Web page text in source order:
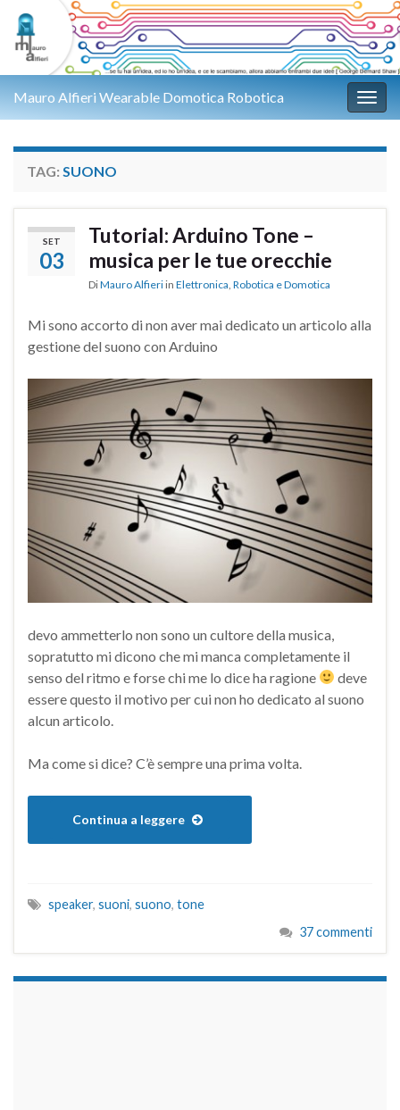
Mauro Alfieri Wearable Domotica Robotica
TAG: SUONO
SET
03
Tutorial: Arduino Tone –
musica per le tue orecchie
DiMauro Alfieri in Elettronica, Robotica e Domotica
Mi sono accorto di non aver mai dedicato un articolo alla
gestione del suono con Arduino
devo ammetterlo non sono un cultore della musica,
sopratutto mi dicono che mi manca completamente il
senso del ritmo e forse chi me lo dice ha ragione
deve
essere questo il motivo per cui non ho dedicato al suono
alcun articolo.
Ma come si dice? C’è sempre una prima volta.
Continua a leggere
speaker, suoni, suono, tone
37 commenti